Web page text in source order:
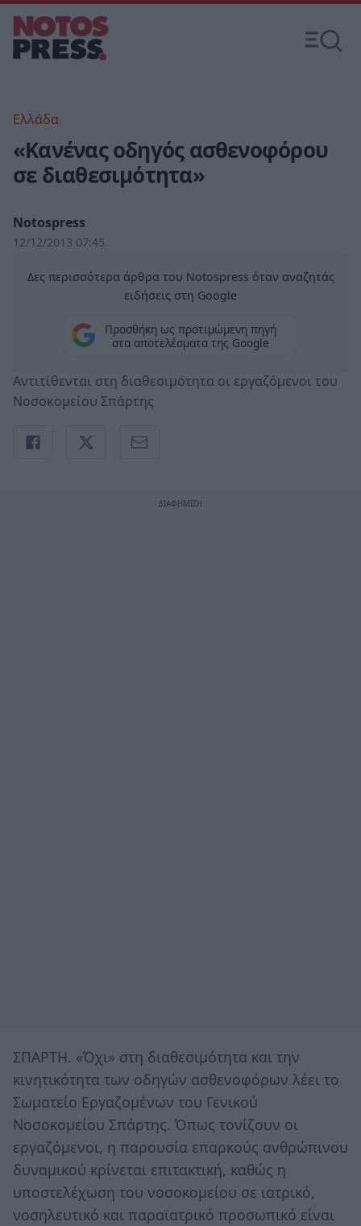
Ελλάδα
«Κανένας οδηγός ασθενοφόρου
σε διαθεσιμότητα»
Notospress
12/12/2013 07:45
Δες περισσότερα άρθρα του Notospress όταν αναζητάς
ειδήσεις στη Google
Προσθήκη ως προτιμώμενη πηγή
στα αποτελέσματα της Google
Αντιτίθενται στη διαθεσιμότητα οι εργαζόμενοι του
Νοσοκομείου Σπάρτης
ΣΠΑΡΤΗ. «Όχι» στη διαθεσιμότητα και την
κινητικότητα των οδηγών ασθενοφόρων λέει το
Σωματείο Εργαζομένων του Γενικού
Νοσοκομείου Σπάρτης. Όπως τονίζουν οι
εργαζόμενοι, η παρουσία επαρκούς ανθρώπινου
δυναμικού κρίνεται επιτακτική, καθώς η
υποστελέχωση του νοσοκομείου σε ιατρικό,
νοσηλευτικό και παραϊατρικό προσωπικό είναι